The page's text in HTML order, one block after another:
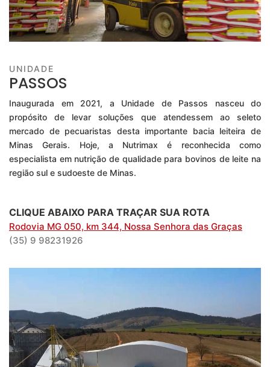
UNIDADE
PASSOS
Inaugurada em 2021, a Unidade de Passos nasceu do
propósito de levar soluções que atendessem ao seleto
mercado de pecuaristas desta importante bacia leiteira de
Minas Gerais. Hoje, a Nutrimax é reconhecida como
especialista em nutrição de qualidade para bovinos de leite na
região sul e sudoeste de Minas.
CLIQUE ABAIXO PARA TRAÇAR SUA ROTA
Rodovia MG 050, km 344, Nossa Senhora das Graças
(35) 9 98231926